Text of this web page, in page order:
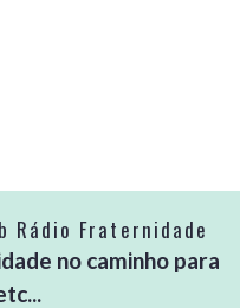
Rádio Fraternidade
no caminho para